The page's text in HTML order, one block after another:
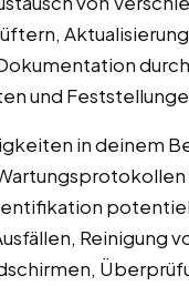
und
in deinem
Reinigung